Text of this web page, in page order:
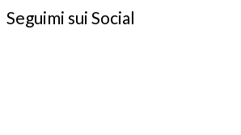
Seguimi sui Social